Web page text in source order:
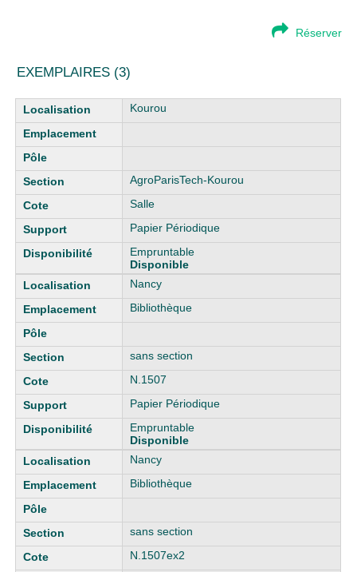
Réserver
EXEMPLAIRES (3)
Liste des exemplaires Kourou
AgroParisTech-Kourou
Salle
Papier Périodique
Empruntable
Disponible
Nancy
Bibliothèque
sans section
N.1507
Papier Périodique
Empruntable
Disponible
Nancy
Bibliothèque
sans section
N.1507ex2